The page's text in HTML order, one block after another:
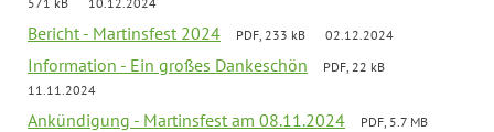
Bericht - Martinsfest 2024 PDF, 233 kB 02.12.2024
Information - Ein großes Dankeschön
PDF, 22 kB
11.11.2024
Ankündigung - Martinsfest am 08.11.2024
PDF, 5.7 MB